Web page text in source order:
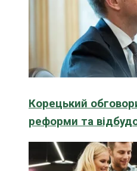
Корецький
реформи та